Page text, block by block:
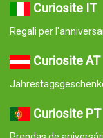
Curiosite IT
Regali per
Curiosite AT
Curiosite PT